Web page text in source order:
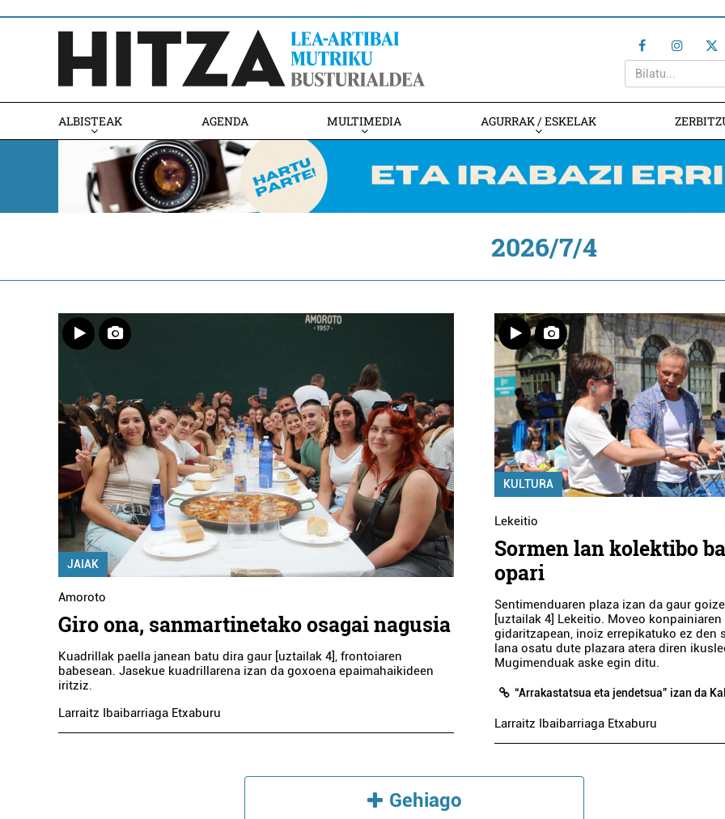
ALBISTEAK AGENDA MULTIMEDIA AGURRAK / ESKELAK
2026/7/4
JAIAK
Amoroto
Giro ona, sanmartinetako osagai nagusia
Kuadrillak paella janean batu dira gaur [uztailak 4], frontoiaren
babesean. Jasekue kuadrillarena izan da goxoena epaimahaikideen
iritziz.
Larraitz Ibaibarriaga Etxaburu
KULTURA
Lekeitio
Sormen lan kolektibo
opari
Sentimenduaren plaza izan da gaur
[uztailak 4] Lekeitio. Moveo konpainiaren
gidaritzapean, inoiz errepikatuko ez den
lana osatu dute plazara atera diren
Mugimenduak aske egin ditu.
“Arrakastatsua eta jendetsua” izan da
Larraitz Ibaibarriaga Etxaburu
Gehiago